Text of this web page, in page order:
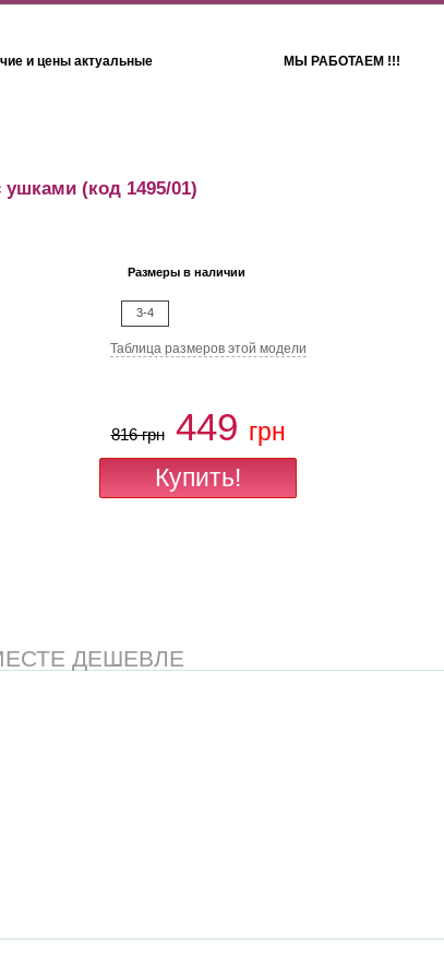
и цены актуальные МЫ РАБОТАЕМ !!!
ушками (код 1495/01)
Размеры в наличии
3-4
Таблица размеров этой модели
816 грн 449 грн
ДЕШЕВЛЕ